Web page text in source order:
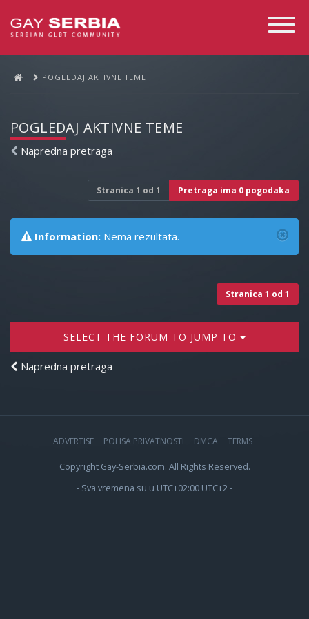
Toggle
POGLEDAJ AKTIVNE TEME
POGLEDAJ AKTIVNE TEME
Napredna pretraga
Stranica 1 od 1 Pretraga ima 0 pogodaka
Information: Nema rezultata.
Stranica 1 od 1
SELECT THE FORUM TO JUMP TO
Napredna pretraga
ADVERTISE POLISA PRIVATNOSTI DMCA TERMS
Copyright Gay-Serbia.com. All Rights Reserved.
- Sva vremena su u UTC+02:00 UTC+2 -